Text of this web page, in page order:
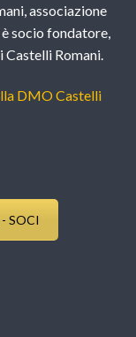
associazione
socio fondatore,
Romani.
DMO Castelli
SOCI